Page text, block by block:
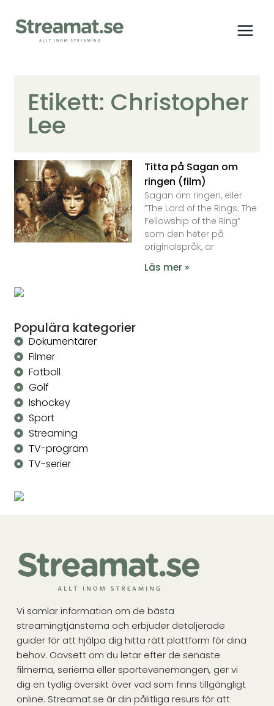
Etikett: Christopher
Lee
Titta på Sagan om
ringen (film)
Sagan om ringen, eller
”The Lord of the Rings: The
Fellowship of the Ring”
som den heter på
originalspråk, är
Läs mer »
Populära kategorier
Dokumentärer
Filmer
Fotboll
Golf
Ishockey
Sport
Streaming
TV-program
TV-serier
Vi samlar information om de bästa
streamingtjänsterna och erbjuder detaljerade
guider för att hjälpa dig hitta rätt plattform för dina
behov. Oavsett om du letar efter de senaste
filmerna, serierna eller sportevenemangen, ger vi
dig en tydlig översikt över vad som finns tillgängligt
online. Streamat.se är din pålitliga resurs för att